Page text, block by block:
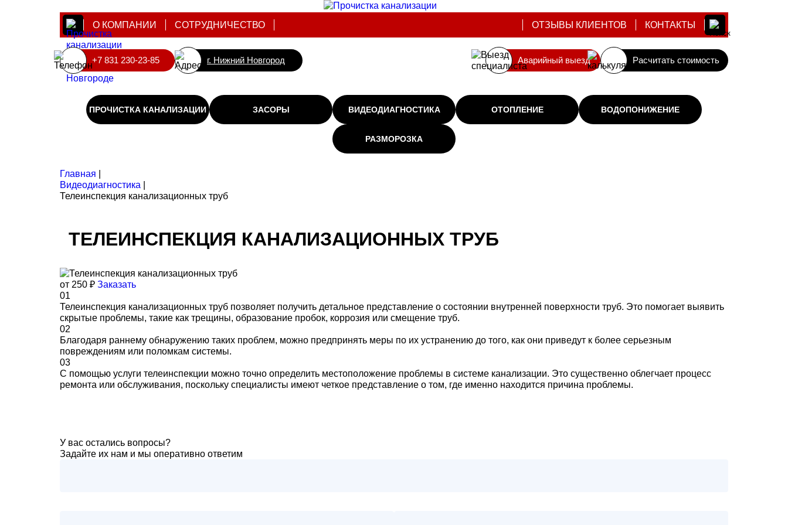
О КОМПАНИИ СОТРУДНИЧЕСТВО ОТЗЫВЫ КЛИЕНТОВ КОНТАКТЫ
+7 831 230-23-85 г. Нижний Новгород Аварийный выезд Расчитать стоимость
ПРОЧИСТКА КАНАЛИЗАЦИИ ЗАСОРЫ ВИДЕОДИАГНОСТИКА ОТОПЛЕНИЕ ВОДОПОНИЖЕНИЕ
РАЗМОРОЗКА
Главная
Видеодиагностика
Телеинспекция канализационных труб
ТЕЛЕИНСПЕКЦИЯ КАНАЛИЗАЦИОННЫХ ТРУБ
от 250 ₽ Заказать
01
Телеинспекция канализационных труб позволяет получить детальное представление о состоянии внутренней поверхности труб. Это помогает выявить
скрытые проблемы, такие как трещины, образование пробок, коррозия или смещение труб.
02
Благодаря раннему обнаружению таких проблем, можно предпринять меры по их устранению до того, как они приведут к более серьезным
повреждениям или поломкам системы.
03
С помощью услуги телеинспекции можно точно определить местоположение проблемы в системе канализации. Это существенно облегчает процесс
ремонта или обслуживания, поскольку специалисты имеют четкое представление о том, где именно находится причина проблемы.
У вас остались вопросы?
Задайте их нам и мы оперативно ответим